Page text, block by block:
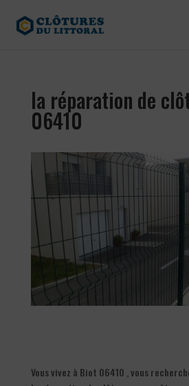
la réparation de
06410
Vous vivez à Biot 06410 , vous